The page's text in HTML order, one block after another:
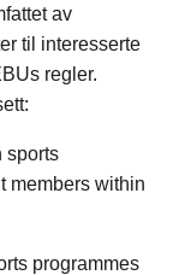
av
til interesserte
regler.
sports
members within
programmes